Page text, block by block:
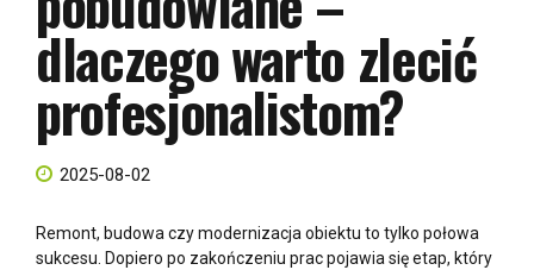
dlaczego warto zlecić
profesjonalistom?
2025-08-02
Remont, budowa czy modernizacja obiektu to tylko połowa
sukcesu. Dopiero po zakończeniu prac pojawia się etap, który